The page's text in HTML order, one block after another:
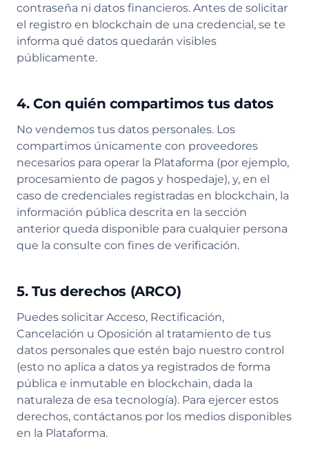
contraseña ni datos financieros. Antes de solicitar
el registro en blockchain de una credencial, se te
informa qué datos quedarán visibles
públicamente.
4. Con quién compartimos tus datos
No vendemos tus datos personales. Los
compartimos únicamente con proveedores
necesarios para operar la Plataforma (por ejemplo,
procesamiento de pagos y hospedaje), y, en el
caso de credenciales registradas en blockchain, la
información pública descrita en la sección
anterior queda disponible para cualquier persona
que la consulte con fines de verificación.
5. Tus derechos (ARCO)
Puedes solicitar Acceso, Rectificación,
Cancelación u Oposición al tratamiento de tus
datos personales que estén bajo nuestro control
(esto no aplica a datos ya registrados de forma
pública e inmutable en blockchain, dada la
naturaleza de esa tecnología). Para ejercer estos
derechos, contáctanos por los medios disponibles
en la Plataforma.